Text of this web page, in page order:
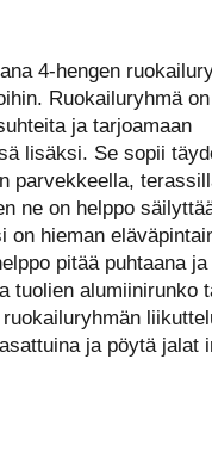
4-hengen
Ruokailuryhmä on
ja tarjoamaan
lisäksi. Se sopii
parvekkeella,
ne on helppo
on hieman
pitää puhtaana
tuolien alumiinirunko
ja pöytä jalat